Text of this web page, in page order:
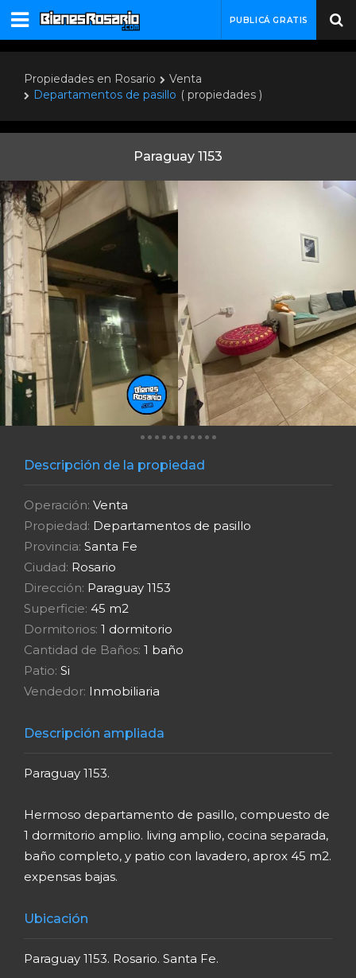
PUBLICÁ GRATIS
Propiedades en Rosario
Venta
Departamentos de pasillo ( propiedades )
Paraguay 1153
Descripción de la propiedad
Operación: Venta
Propiedad: Departamentos de pasillo
Provincia: Santa Fe
Ciudad: Rosario
Dirección: Paraguay 1153
Superficie: 45 m2
Dormitorios: 1 dormitorio
Cantidad de Baños: 1 baño
Patio: Si
Vendedor: Inmobiliaria
Descripción ampliada
Paraguay 1153.
Hermoso departamento de pasillo, compuesto de
1 dormitorio amplio. living amplio, cocina separada,
baño completo, y patio con lavadero, aprox 45 m2.
expensas bajas.
Ubicación
Paraguay 1153. Rosario. Santa Fe.